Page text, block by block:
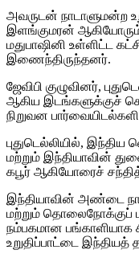
அவருடன் நாடாளுமன்ற
இளங்குமரன்
மதுபாஷினி உள்ளிட்ட
இணைந்திருந்தனர்.
ஜேவிபி குழுவினர்,
ஆகிய இடங்களுக்குச்
நிறுவன
புதுடெல்லியில்,
மற்றும் இந்தியாவின்
கபூர் ஆகியோரைச்
இந்தியாவின் அண்டை
மற்றும் தொலைநோக்குப்
நம்பகமான பங்காளியாக
உறுதிப்பாட்டை இந்தியத்